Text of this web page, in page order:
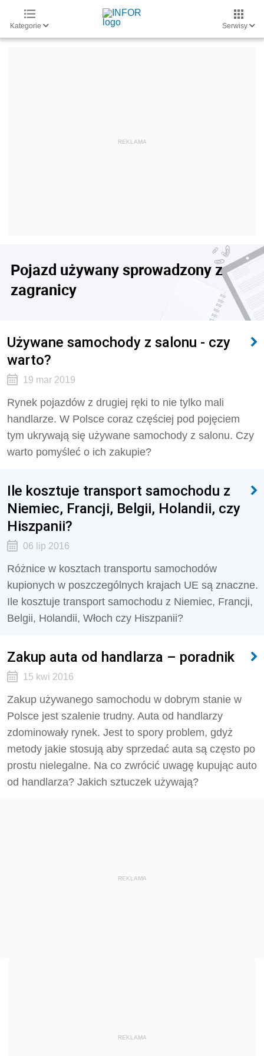
Kategorie Serwisy
Pojazd używany sprowadzony z
zagranicy
Używane samochody z salonu - czy
warto?
19 mar 2019
Rynek pojazdów z drugiej ręki to nie tylko mali
handlarze. W Polsce coraz częściej pod pojęciem
tym ukrywają się używane samochody z salonu. Czy
warto pomyśleć o ich zakupie?
Ile kosztuje transport samochodu z
Niemiec, Francji, Belgii, Holandii, czy
Hiszpanii?
06 lip 2016
Różnice w kosztach transportu samochodów
kupionych w poszczególnych krajach UE są znaczne.
Ile kosztuje transport samochodu z Niemiec, Francji,
Belgii, Holandii, Włoch czy Hiszpanii?
Zakup auta od handlarza – poradnik
15 kwi 2016
Zakup używanego samochodu w dobrym stanie w
Polsce jest szalenie trudny. Auta od handlarzy
zdominowały rynek. Jest to spory problem, gdyż
metody jakie stosują aby sprzedać auta są często po
prostu nielegalne. Na co zwrócić uwagę kupując auto
od handlarza? Jakich sztuczek używają?
REKLAMA
REKLAMA